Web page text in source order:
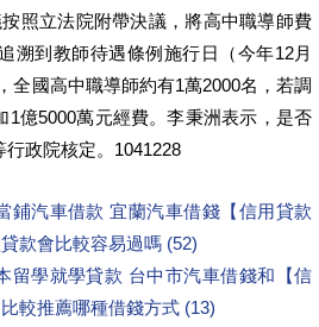
照立法院附帶決議，將高中職導師費
溯到教師待遇條例施行日（今年12月
全國高中職導師約有1萬2000名，若調
1億5000萬元經費。李秉洲表示，是否
政院核定。1041228
鋪汽車借款 宜蘭汽車借錢【信用貸款
款會比較容易過嗎 (52)
留學就學貸款 台中市汽車借錢和【信
較推薦哪種借錢方式 (13)